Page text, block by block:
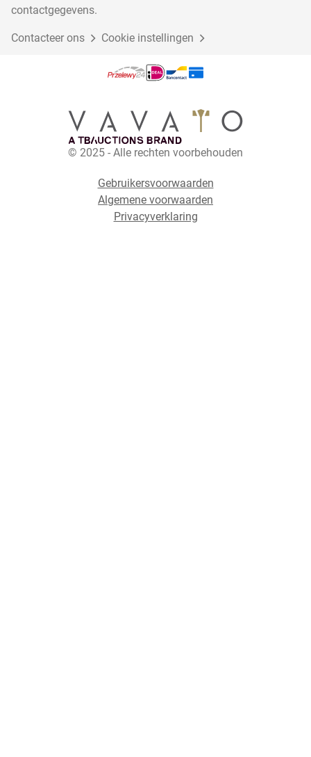
contactgegevens.
Contacteer ons Cookie instellingen
© 2025 - Alle rechten voorbehouden
Gebruikersvoorwaarden
Algemene voorwaarden
Privacyverklaring